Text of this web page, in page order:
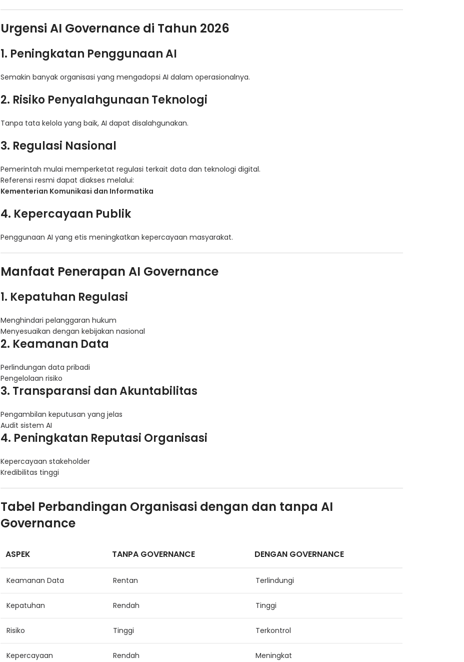
Urgensi AI Governance di Tahun 2026
1. Peningkatan Penggunaan AI
Semakin banyak organisasi yang mengadopsi AI dalam operasionalnya.
2. Risiko Penyalahgunaan Teknologi
Tanpa tata kelola yang baik, AI dapat disalahgunakan.
3. Regulasi Nasional
Pemerintah mulai memperketat regulasi terkait data dan teknologi digital.
Referensi resmi dapat diakses melalui:
Kementerian Komunikasi dan Informatika
4. Kepercayaan Publik
Penggunaan AI yang etis meningkatkan kepercayaan masyarakat.
Manfaat Penerapan AI Governance
1. Kepatuhan Regulasi
Menghindari pelanggaran hukum
Menyesuaikan dengan kebijakan nasional
2. Keamanan Data
Perlindungan data pribadi
Pengelolaan risiko
3. Transparansi dan Akuntabilitas
Pengambilan keputusan yang jelas
Audit sistem AI
4. Peningkatan Reputasi Organisasi
Kepercayaan stakeholder
Kredibilitas tinggi
Tabel Perbandingan Organisasi dengan dan tanpa AI
Governance
ASPEK TANPA GOVERNANCE DENGAN GOVERNANCE
Keamanan Data Rentan Terlindungi
Kepatuhan Rendah Tinggi
Risiko Tinggi Terkontrol
Kepercayaan Rendah Meningkat